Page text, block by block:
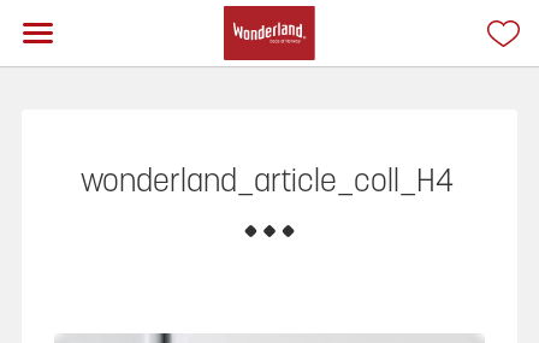
wonderland_article_coll_H4